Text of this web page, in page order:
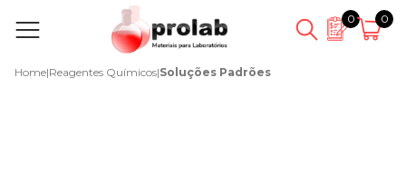
0 0
Home|Reagentes Químicos|Soluções Padrões